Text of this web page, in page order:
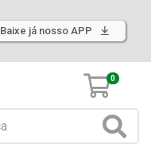
Baixe já nosso APP
0